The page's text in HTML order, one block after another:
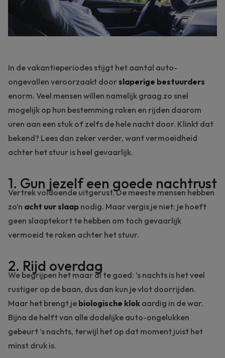
In de vakantieperiodes stijgt het aantal auto-
ongevallen veroorzaakt doorslaperige bestuurders
enorm. Veel mensen willen namelijk graag zo snel
mogelijk op hun bestemming raken en rijden daarom
uren aan een stuk of zelfs de hele nacht door. Klinkt dat
bekend? Lees dan zeker verder, want vermoeidheid
achter het stuur is heel gevaarlijk.
1. Gun jezelf een goede nachtrust
Vertrek voldoende uitgerust. De meeste mensen hebben
zo’n acht uur slaap nodig. Maar vergis je niet: je hoeft
geen slaaptekort te hebben om toch gevaarlijk
vermoeid te raken achter het stuur.
2. Rijd overdag
We begrijpen het maar al te goed: ’s nachts is het veel
rustiger op de baan, dus dan kun je vlot doorrijden.
Maar het brengt je biologische klok aardig in de war.
Bijna de helft van alle dodelijke auto-ongelukken
gebeurt ’s nachts, terwijl het op dat moment juist het
minst druk is.